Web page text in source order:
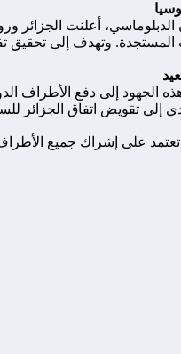
أعلنت الجزائر
المستجدة. وتهدف إلى
الجهود إلى دفع الأطراف
إلى تقويض اتفاق الجزائر
تعتمد على إشراك جميع